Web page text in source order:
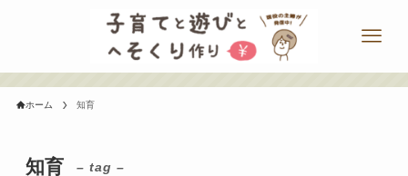
ホーム 知育
知育 – tag –